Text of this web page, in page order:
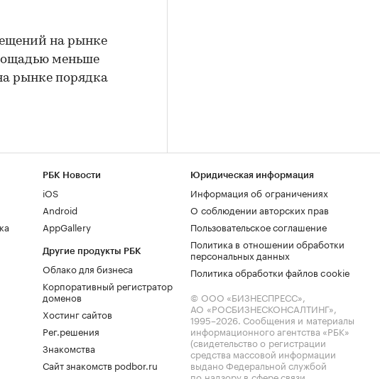
на рынке
меньше
рынке порядка
РБК Новости
iOS
Android
AppGallery
Другие продукты РБК
Облако для бизнеса
Корпоративный регистратор
доменов
Хостинг сайтов
Рег.решения
Знакомства
Сайт знакомств podbor.ru
Юридическая информация
Информация об ограничениях
О соблюдении авторских прав
Пользовательское соглашение
Политика в отношении обработки
персональных данных
Политика обработки файлов cookie
© ООО «БИЗНЕСПРЕСС»,
АО «РОСБИЗНЕСКОНСАЛТИНГ»,
1995–2026. Сообщения и материалы
информационного агентства «РБК»
(свидетельство о регистрации
средства массовой информации
выдано Федеральной службой
по надзору в сфере связи,